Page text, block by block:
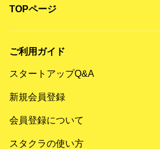
TOPページ
ご利用ガイド
スタートアップQ&A
新規会員登録
会員登録について
スタクラの使い方